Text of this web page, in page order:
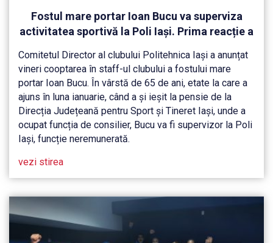
Fostul mare portar Ioan Bucu va superviza
activitatea sportivă la Poli Iași. Prima reacție a
Comitetul Director al clubului Politehnica Iași a anunțat
vineri cooptarea în staff-ul clubului a fostului mare
portar Ioan Bucu. În vârstă de 65 de ani, etate la care a
ajuns în luna ianuarie, când a și ieșit la pensie de la
Direcția Județeană pentru Sport și Tineret Iași, unde a
ocupat funcția de consilier, Bucu va fi supervizor la Poli
Iași, funcție neremunerată.
vezi stirea